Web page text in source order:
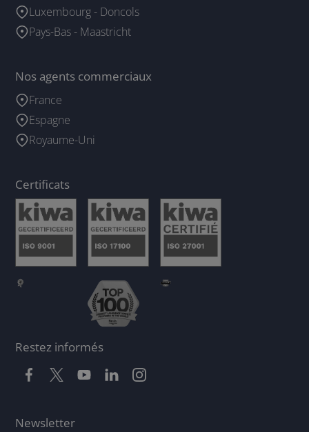
Luxembourg - Doncols
Pays-Bas - Maastricht
Nos agents commerciaux
France
Espagne
Royaume-Uni
Certificats
Restez informés
Newsletter